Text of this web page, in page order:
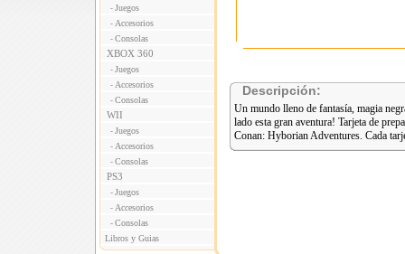
- Juegos
- Accesorios
- Consolas
XBOX 360
- Juegos
- Accesorios
- Consolas
WII
- Juegos
- Accesorios
- Consolas
PS3
- Juegos
- Accesorios
- Consolas
Libros y Guias
Descripción:
Un mundo lleno de fantasía, magia
lado esta gran aventura! Tarjeta de
Conan: Hyborian Adventures. Cada